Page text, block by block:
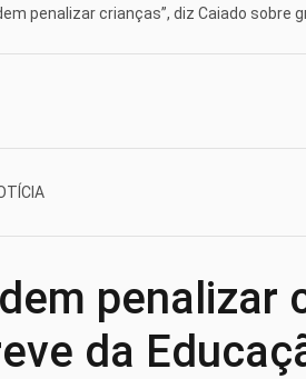
penalizar crianças”, diz Caiado sobre
penalizar
da